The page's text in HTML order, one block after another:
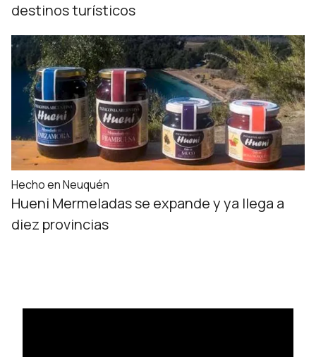
destinos turísticos
Hecho en Neuquén
Hueni Mermeladas se expande y ya llega a
diez provincias